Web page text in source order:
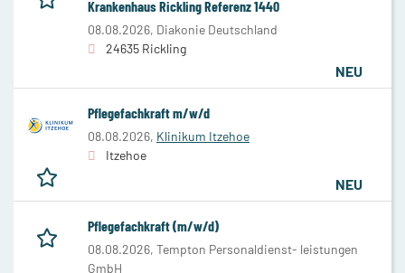
Krankenhaus Rickling Referenz 1440
08.08.2026, Diakonie Deutschland
24635 Rickling
NEU
Pflegefachkraft m/w/d
08.08.2026, Klinikum Itzehoe
Itzehoe
NEU
Pflegefachkraft (m/w/d)
08.08.2026, Tempton Personaldienst- leistungen
GmbH